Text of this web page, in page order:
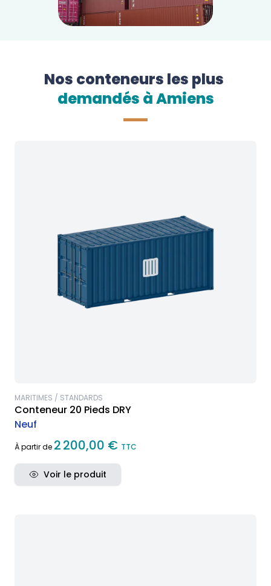
Nos conteneurs les plus
demandés à Amiens
MARITIMES / STANDARDS
Conteneur 20 Pieds DRY
Neuf
À partir de 2 200,00 € TTC
Voir le produit